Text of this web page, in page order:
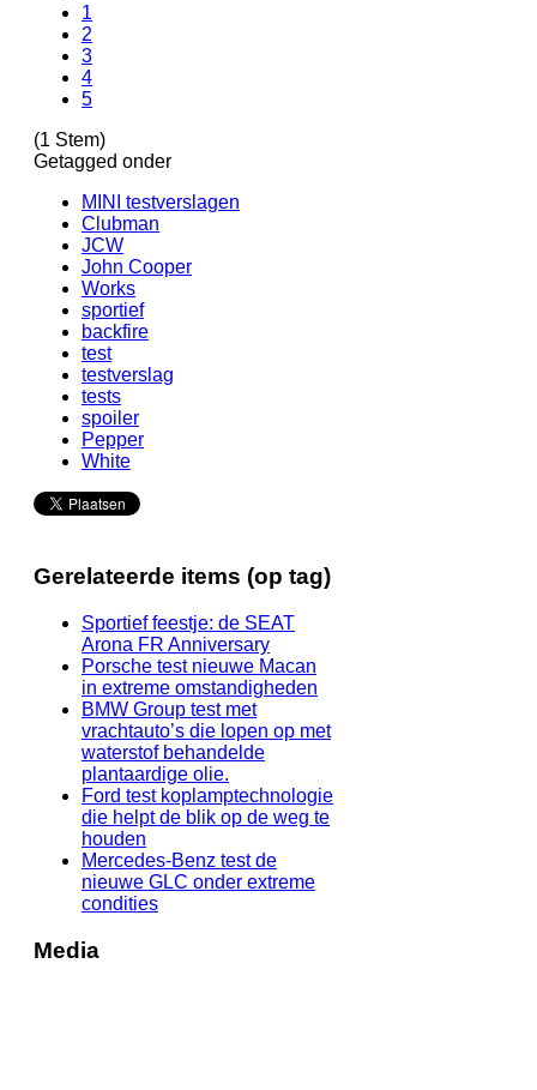
1
2
3
4
5
(1 Stem)
Getagged onder
MINI testverslagen
Clubman
JCW
John Cooper
Works
sportief
backfire
test
testverslag
tests
spoiler
Pepper
White
Gerelateerde items (op tag)
Sportief feestje: de SEAT
Arona FR Anniversary
Porsche test nieuwe Macan
in extreme omstandigheden
BMW Group test met
vrachtauto’s die lopen op met
waterstof behandelde
plantaardige olie.
Ford test koplamptechnologie
die helpt de blik op de weg te
houden
Mercedes-Benz test de
nieuwe GLC onder extreme
condities
Media